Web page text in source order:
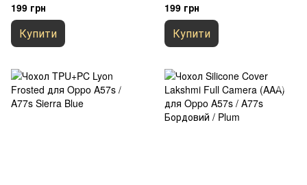
199 грн
Купити
199 грн
Купити